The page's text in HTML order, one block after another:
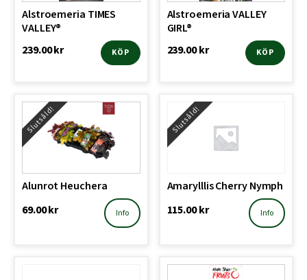
Alstroemeria TIMES
VALLEY®
239.00kr KÖP
Alstroemeria VALLEY
GIRL®
239.00kr KÖP
Slutsåld!
Alunrot Heuchera
69.00kr Info
Slutsåld!
Amarylllis Cherry Nymph
115.00kr Info